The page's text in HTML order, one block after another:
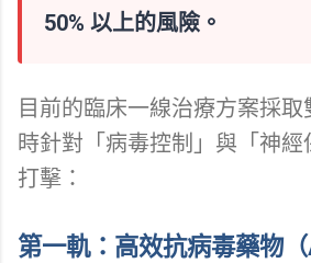
50% 以上的風險。
目前的臨床一線治療方案採取
時針對「病毒控制」與「神經
打擊：
第一軌：高效抗病毒藥物